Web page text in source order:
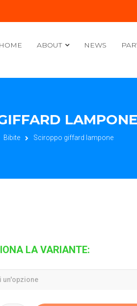
HOME ABOUT NEWS
LAMPONE
Bibite Sciroppo giffard lampone
LA VARIANTE: